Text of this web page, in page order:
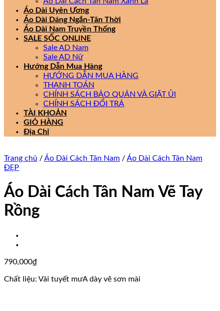
Áo Dài Uyên Ương
Áo Dài Dáng Ngắn-Tân Thời
Áo Dài Nam Truyền Thống
SALE SỐC ONLINE
Sale AD Nam
Sale AD Nữ
Hướng Dẫn Mua Hàng
HƯỚNG DẪN MUA HÀNG
THANH TOÁN
CHÍNH SÁCH BẢO QUẢN VÀ GIẶT ỦI
CHÍNH SÁCH ĐỔI TRẢ
TÀI KHOẢN
GIỎ HÀNG
Địa Chỉ
Trang chủ /Áo Dài Cách Tân Nam /Áo Dài Cách Tân Nam
ĐẸP
Áo Dài Cách Tân Nam Vẽ Tay
Rồng
790,000₫
Chất liệu: Vải tuyết mưA dày vẽ sơn mài